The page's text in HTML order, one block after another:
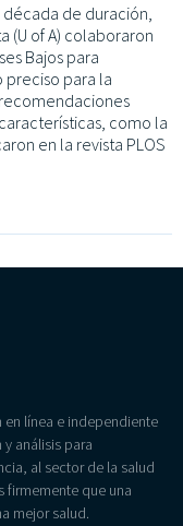
de duración,
(U of A) colaboraron
Bajos para
para la
como la
en la revista PLOS
línea e independiente
análisis para
al sector de la salud
firmemente que una
mejor salud.